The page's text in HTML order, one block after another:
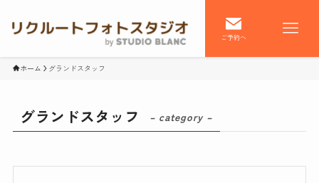
ご予約へ
ホーム グランドスタッフ
グランドスタッフ – category –